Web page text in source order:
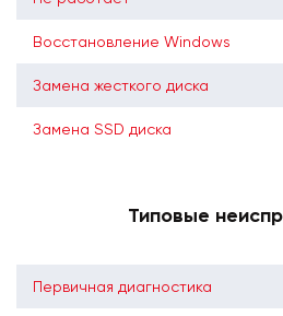
Восстановление Windows
Замена жесткого диска
Замена SSD диска
Типовые
Первичная диагностика